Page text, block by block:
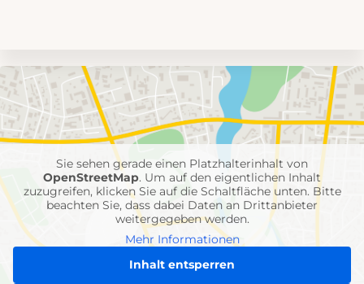
Umgebungskarte
mit
Feuerwehr-
Einheiten
Sie sehen gerade einen Platzhalterinhalt von
OpenStreetMap. Um auf den eigentlichen Inhalt
zuzugreifen, klicken Sie auf die Schaltfläche unten. Bitte
beachten Sie, dass dabei Daten an Drittanbieter
weitergegeben werden.
Mehr Informationen
Inhalt entsperren